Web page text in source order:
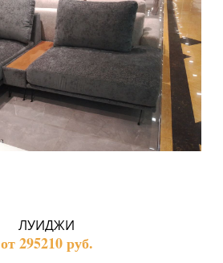
ЛУИДЖИ
от 295210 руб.